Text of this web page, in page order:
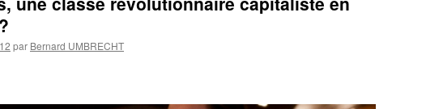
par Bernard UMBRECHT